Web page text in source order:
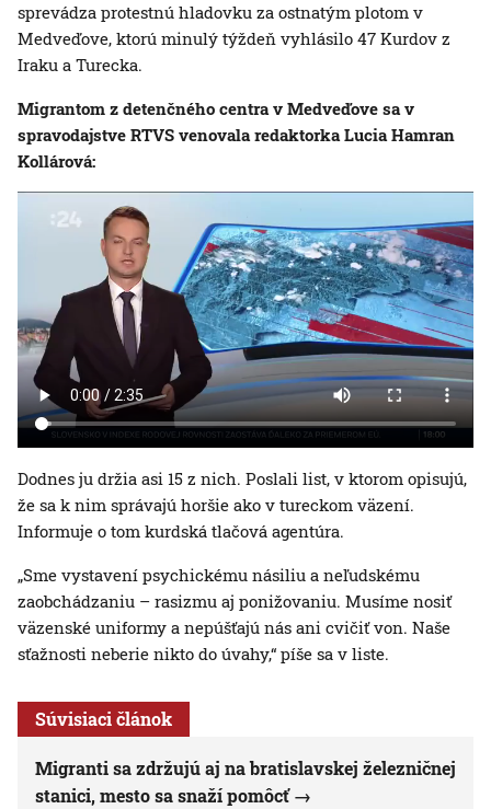
sprevádza protestnú hladovku za ostnatým plotom v
Medveďove, ktorú minulý týždeň vyhlásilo 47 Kurdov z
Iraku a Turecka.
Migrantom z detenčného centra v Medveďove sa v
spravodajstve RTVS venovala redaktorka Lucia Hamran
Kollárová:
Dodnes ju držia asi 15 z nich. Poslali list, v ktorom opisujú,
že sa k nim správajú horšie ako v tureckom väzení.
Informuje o tom kurdská tlačová agentúra.
„Sme vystavení psychickému násiliu a neľudskému
zaobchádzaniu – rasizmu aj ponižovaniu. Musíme nosiť
väzenské uniformy a nepúšťajú nás ani cvičiť von. Naše
sťažnosti neberie nikto do úvahy,“ píše sa v liste.
Súvisiaci článok
Migranti sa zdržujú aj na bratislavskej železničnej
stanici, mesto sa snaží pomôcť